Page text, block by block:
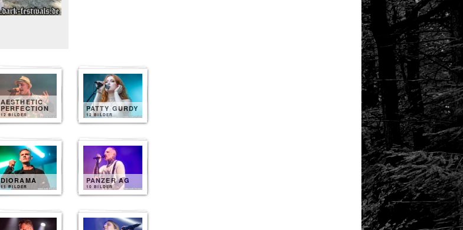
AESTHETIC
PERFECTION
12 BILDER
PATTY GURDY
12 BILDER
DIORAMA
11 BILDER
PANZER AG
10 BILDER